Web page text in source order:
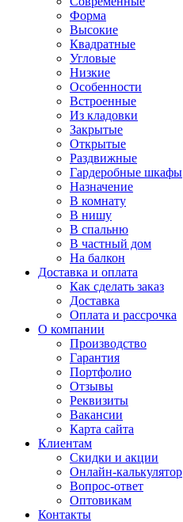
Форма
Высокие
Квадратные
Угловые
Низкие
Особенности
Встроенные
Из кладовки
Закрытые
Открытые
Раздвижные
Гардеробные шкафы
Назначение
В комнату
В нишу
В спальню
В частный дом
На балкон
Доставка и оплата
Как сделать заказ
Доставка
Оплата и рассрочка
О компании
Производство
Гарантия
Портфолио
Отзывы
Реквизиты
Вакансии
Карта сайта
Клиентам
Скидки и акции
Онлайн-калькулятор
Вопрос-ответ
Оптовикам
Контакты